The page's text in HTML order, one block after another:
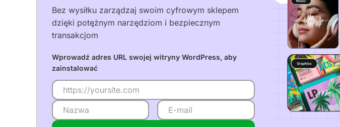
Bez wysiłku zarządzaj swoim cyfrowym sklepem
dzięki potężnym narzędziom i bezpiecznym
transakcjom
Wprowadź adres URL swojej witryny WordPress, aby
zainstalować